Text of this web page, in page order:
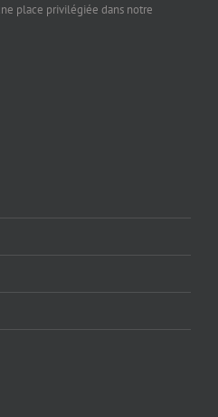
place privilégiée dans notre